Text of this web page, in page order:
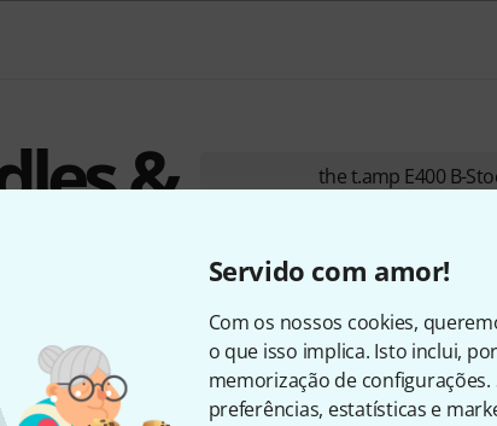
Servido com amor!
Com os nossos cookies,
o que isso implica. Isto inclui,
memorização de
preferências, estatísticas e
&
the t.amp E400 B-